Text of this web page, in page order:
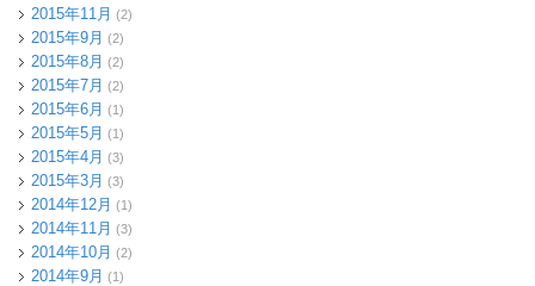
2015年11月 (2)
2015年9月 (2)
2015年8月 (2)
2015年7月 (2)
2015年6月 (1)
2015年5月 (1)
2015年4月 (3)
2015年3月 (3)
2014年12月 (1)
2014年11月 (3)
2014年10月 (2)
2014年9月 (1)